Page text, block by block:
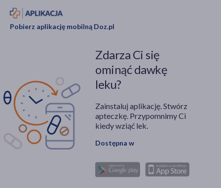
Pobierz aplikację mobilną Doz.pl
Zdarza Ci się
ominąć dawkę
leku?
Zainstaluj aplikację. Stwórz
apteczkę. Przypomnimy Ci
kiedy wziąć lek.
Dostępna w